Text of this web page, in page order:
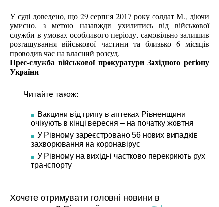
У суді доведено, що 29 серпня 2017 року солдат М., діючи
умисно, з метою назавжди ухилитись від військової
служби в умовах особливого періоду, самовільно залишив
розташування військової частини та близько 6 місяців
проводив час на власний розсуд.
Прес-служба військової прокуратури Західного регіону
України
Читайте також:
Вакцини від грипу в аптеках Рівненщини
очікують в кінці вересня – на початку жовтня
У Рівному зареєстровано 56 нових випадків
захворювання на коронавірус
У Рівному на вихідні частково перекриють рух
транспорту
Хочете отримувати головні новини в